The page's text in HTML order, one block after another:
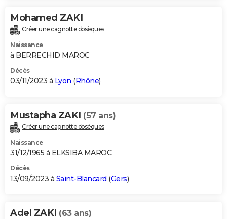
Mohamed ZAKI
Créer une cagnotte obsèques
Naissance
à BERRECHID MAROC
Décès
03/11/2023 à Lyon (Rhône)
Mustapha ZAKI (57 ans)
Créer une cagnotte obsèques
Naissance
31/12/1965 à ELKSIBA MAROC
Décès
13/09/2023 à Saint-Blancard (Gers)
Adel ZAKI (63 ans)